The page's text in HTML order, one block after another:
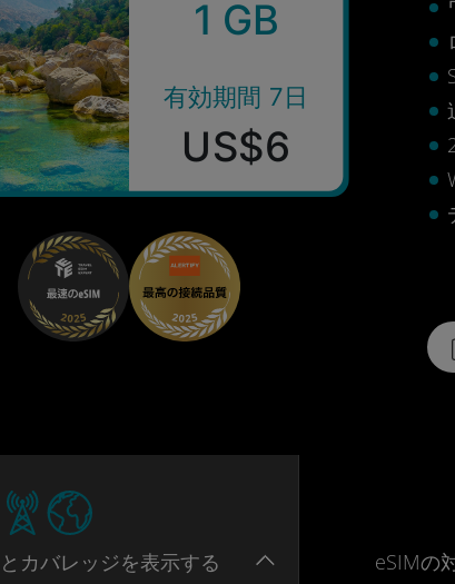
1 GB
有効期間 7日
US$6
カバレッジを表示する eSIMの